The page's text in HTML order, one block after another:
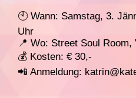
🕙 Wann: Samstag, 3.
Uhr
📍 Wo: Street Soul
💰 Kosten: € 30,-
📲 Anmeldung: